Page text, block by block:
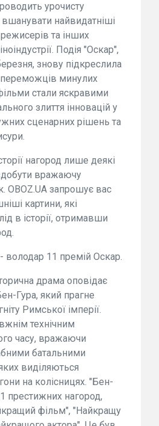
урочисту
найвидатніші
та інших
Подія "Оскар",
знову підкреслила
переможців минулих
стали яскравими
злиття інновацій у
сценарних рішень та
нагород лише деякі
вражаючу
OBOZ.UA запрошує вас
картини, які
в історії, отримавши
володар 11 премій Оскар.
драма оповідає
Гура, який прагне
Римської імперії.
технічним
часу, вражаючи
батальними
виділяються
на колісницях. "Бен-
престижних нагород,
фільм", "Найкращу